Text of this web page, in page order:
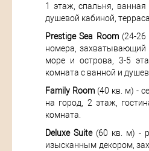
1 этаж, спальня,
душевой кабиной,
Prestige Sea Room(24-26
номера, захватывающий
море и острова, 3-5
комната с ванной и
Family Room (40 кв. м) -
на город, 2 этаж,
комната.
Deluxe Suite(60 кв. м) -
изысканным декором,